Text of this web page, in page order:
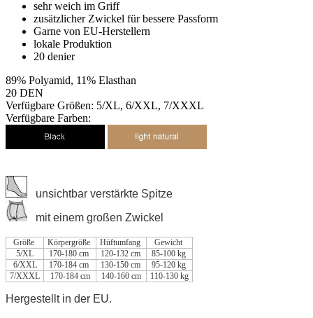
sehr weich im Griff
zusätzlicher Zwickel für bessere Passform
Garne von EU-Herstellern
lokale Produktion
20 denier
89% Polyamid, 11% Elasthan
20 DEN
Verfügbare Größen: 5/XL, 6/XXL, 7/XXXL
Verfügbare Farben:
unsichtbar verstärkte Spitze
mit einem großen Zwickel
Größe Körpergröße Hüftumfang
Gewicht
5/XL
170-180 cm 120-132 cm
85-100 kg
6/XXL
170-184 cm 130-150 cm
95-120 kg
7/XXXL
170-184 cm 140-160 cm 110-130 kg
Hergestellt in der EU.